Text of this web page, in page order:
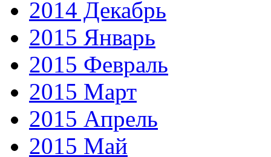
2014 Декабрь
2015 Январь
2015 Февраль
2015 Март
2015 Апрель
2015 Май